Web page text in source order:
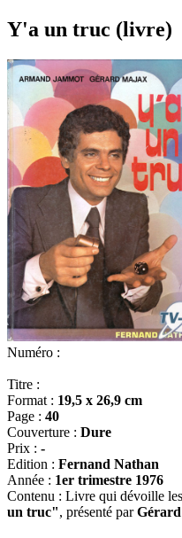
Y'a un truc (livre)
Numéro :
Titre :
Format : 19,5 x 26,9 cm
Page : 40
Couverture : Dure
Prix : -
Edition : Fernand Nathan
Année : 1er trimestre 1976
Contenu : Livre qui dévoille
un truc", présenté par